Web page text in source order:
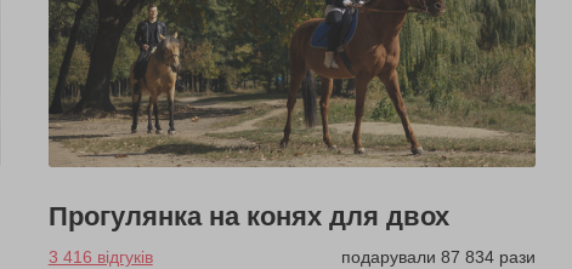
Прогулянка на конях для двох
3 416 відгуків
подарували 87 834 рази